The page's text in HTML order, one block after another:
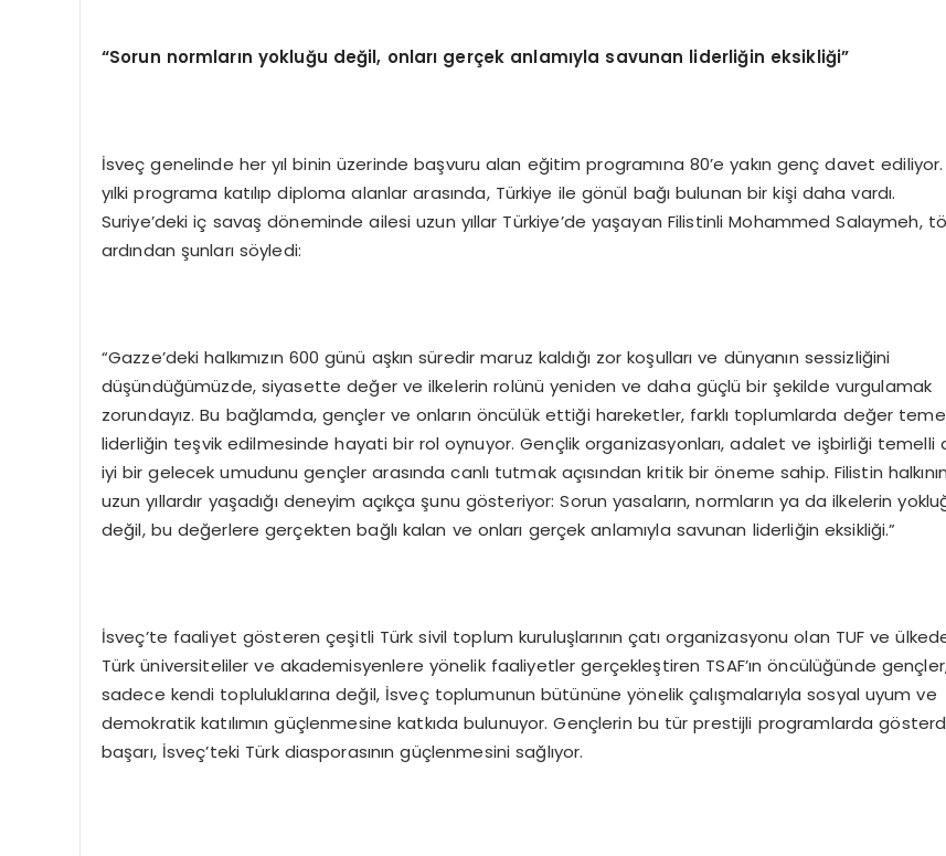
“Sorun normların yokluğu değil, onları gerçek anlamıyla savunan liderliğin eksikliği”
İsveç genelinde her yıl binin üzerinde başvuru alan eğitim programına 80’e yakın genç davet ediliyor.
yılki programa katılıp diploma alanlar arasında, Türkiye ile gönül bağı bulunan bir kişi daha vardı.
Suriye’deki iç savaş döneminde ailesi uzun yıllar Türkiye’de yaşayan Filistinli Mohammed Salaymeh,
ardından şunları söyledi:
“Gazze’deki halkımızın 600 günü aşkın süredir maruz kaldığı zor koşulları ve dünyanın sessizliğini
düşündüğümüzde, siyasette değer ve ilkelerin rolünü yeniden ve daha güçlü bir şekilde vurgulamak
zorundayız. Bu bağlamda, gençler ve onların öncülük ettiği hareketler, farklı toplumlarda değer
liderliğin teşvik edilmesinde hayati bir rol oynuyor. Gençlik organizasyonları, adalet ve işbirliği temelli
iyi bir gelecek umudunu gençler arasında canlı tutmak açısından kritik bir öneme sahip. Filistin halkının
uzun yıllardır yaşadığı deneyim açıkça şunu gösteriyor: Sorun yasaların, normların ya da ilkelerin
değil, bu değerlere gerçekten bağlı kalan ve onları gerçek anlamıyla savunan liderliğin eksikliği.”
İsveç’te faaliyet gösteren çeşitli Türk sivil toplum kuruluşlarının çatı organizasyonu olan TUF ve
Türk üniversiteliler ve akademisyenlere yönelik faaliyetler gerçekleştiren TSAF’ın öncülüğünde
sadece kendi topluluklarına değil, İsveç toplumunun bütününe yönelik çalışmalarıyla sosyal uyum ve
demokratik katılımın güçlenmesine katkıda bulunuyor. Gençlerin bu tür prestijli programlarda
başarı, İsveç’teki Türk diasporasının güçlenmesini sağlıyor.